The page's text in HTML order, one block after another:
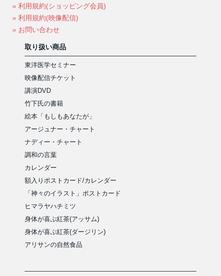
» 利用規約(ショッピング会員)
» 利用規約(映像配信)
» お問い合わせ
取り扱い商品
東洋医学セミナー
映像配信チケット
講演DVD
竹下氏の書籍
絵本「もしもあなたが」
アージュナー・チャート
ナディー・チャート
調和の言葉
カレンダー
額入りポストカード/カレンダー
「神々のイラスト」ポストカード
ヒマラヤハチミツ
身体が喜ぶ紅茶(アッサム)
身体が喜ぶ紅茶(ダージリン)
アリサンの自然食品